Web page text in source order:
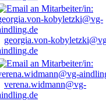
georgia.von-
verena.widmann@vg-